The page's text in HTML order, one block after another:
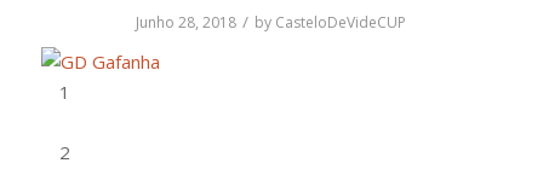
Junho 28, 2018 / by CasteloDeVideCUP